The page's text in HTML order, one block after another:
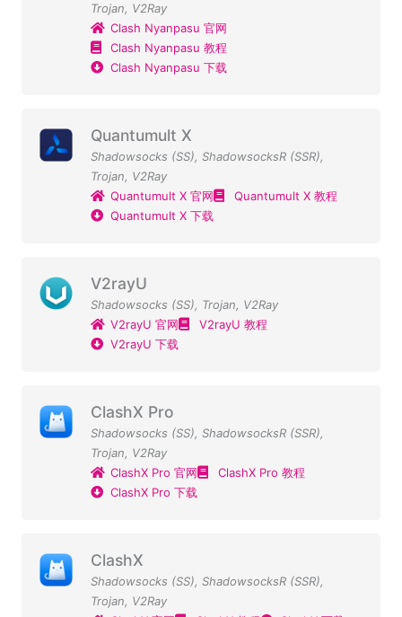
Trojan, V2Ray
Clash Nyanpasu 官网
Clash Nyanpasu 教程
Clash Nyanpasu 下载
Quantumult X
Shadowsocks (SS), ShadowsocksR (SSR),
Trojan, V2Ray
Quantumult X 官网
Quantumult X 教程
Quantumult X 下载
V2rayU
Shadowsocks (SS), Trojan, V2Ray
V2rayU 官网
V2rayU 教程
V2rayU 下载
ClashX Pro
Shadowsocks (SS), ShadowsocksR (SSR),
Trojan, V2Ray
ClashX Pro 官网
ClashX Pro 教程
ClashX Pro 下载
ClashX
Shadowsocks (SS), ShadowsocksR (SSR),
Trojan, V2Ray